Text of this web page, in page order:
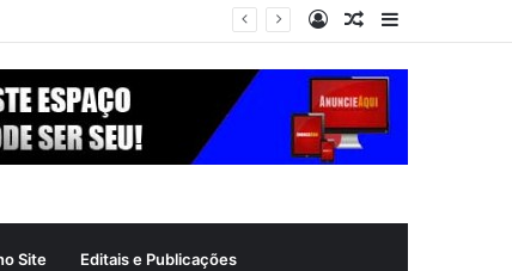
Barra
Artigo
Entrar
Site Editais e Publicações